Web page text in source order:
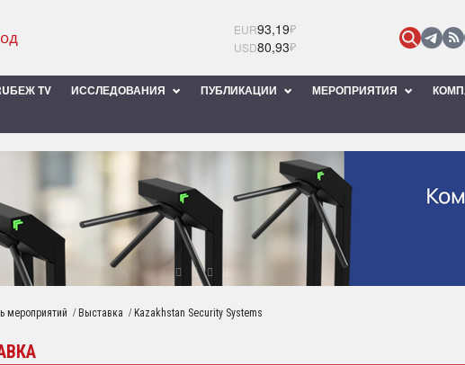
EUR93,19₽
USD80,93₽
TV ИССЛЕДОВАНИЯ ПУБЛИКАЦИИ МЕРОПРИЯТИЯ
мероприятий / Выставка / Kazakhstan Security Systems